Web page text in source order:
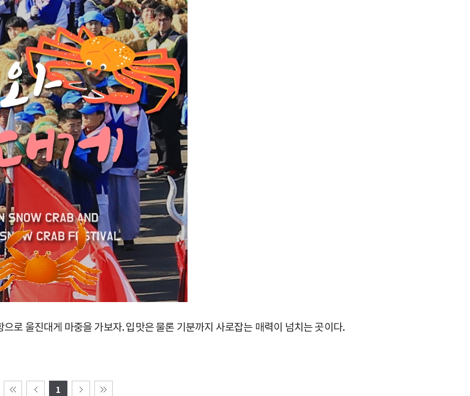
로 울진대게 마중을 가보자. 입맛은 물론 기분까지 사로잡는 매력이 넘치는 곳이다.
1